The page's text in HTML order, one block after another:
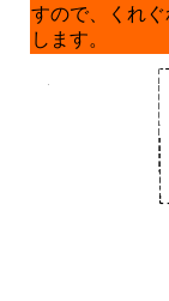
すので、くれ
します。